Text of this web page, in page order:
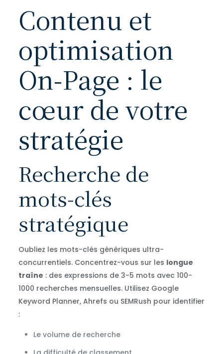
Contenu et
optimisation
On-Page : le
cœur de votre
stratégie
Recherche de
mots-clés
stratégique
Oubliez les mots-clés génériques ultra-
concurrentiels. Concentrez-vous sur les longue
traîne : des expressions de 3-5 mots avec 100-
1000 recherches mensuelles. Utilisez Google
Keyword Planner, Ahrefs ou SEMRush pour identifier
:
Le volume de recherche